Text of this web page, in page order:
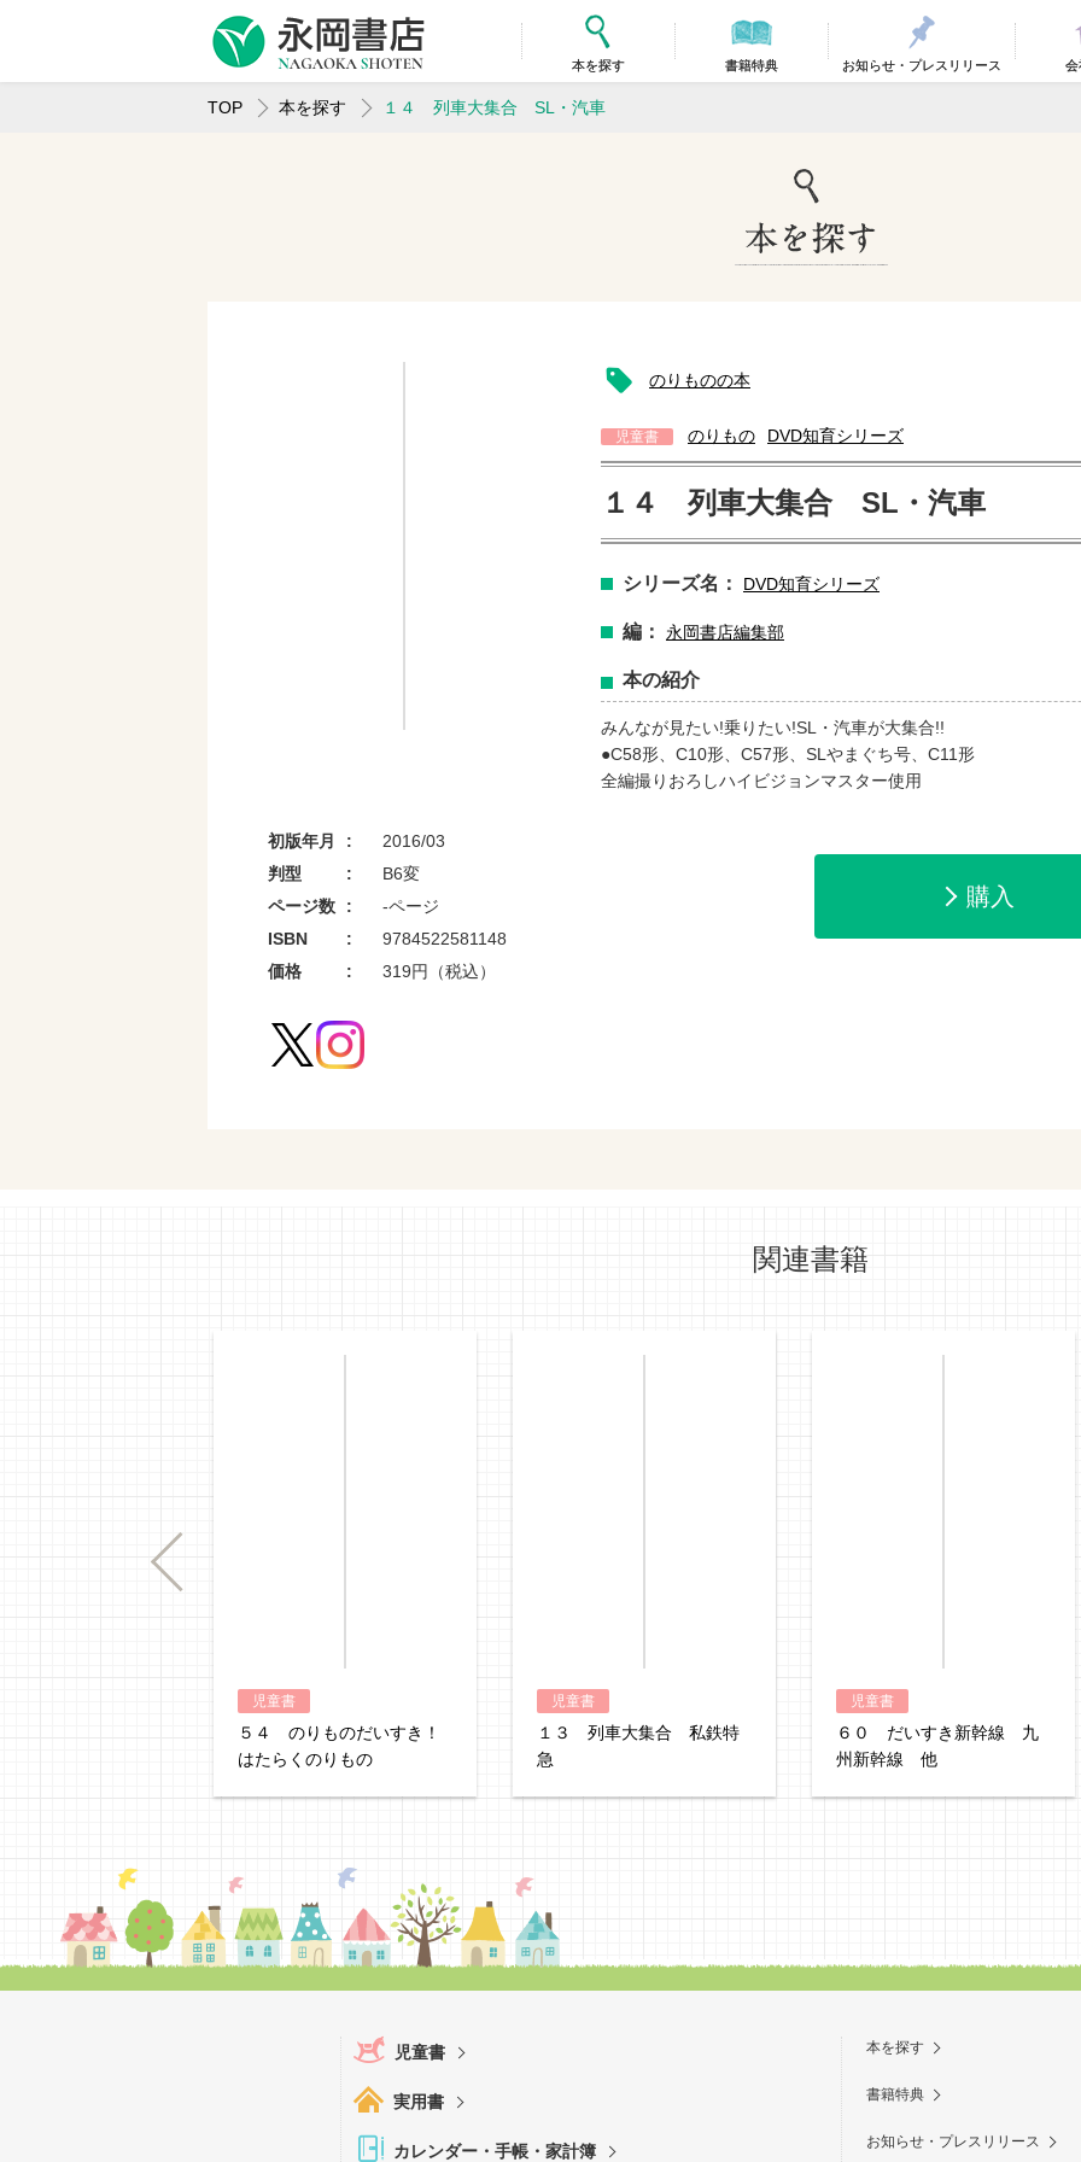
本を探す 書籍特典 お知らせ・プレスリリース 会
TOP 本を探す １４ 列車大集合 SL・汽車
初版年月
2016/03
判型
B6変
ページ数
-ページ
ISBN
9784522581148
価格
319円（税込）
のりものの本
児童書 のりもの DVD知育シリーズ
１４ 列車大集合 SL・汽車
シリーズ名： DVD知育シリーズ
編： 永岡書店編集部
本の紹介
みんなが見たい!乗りたい!SL・汽車が大集合!!
●C58形、C10形、C57形、SLやまぐち号、C11形
全編撮りおろしハイビジョンマスター使用
購入
関連書籍
Previous
児童書
５４ のりものだいすき！
はたらくのりもの
児童書
１３ 列車大集合 私鉄特
急
児童書
６０ だいすき新幹線 九
州新幹線 他
児童書
実用書
カレンダー・手帳・家計簿
本を探す
書籍特典
お知らせ・プレスリリース